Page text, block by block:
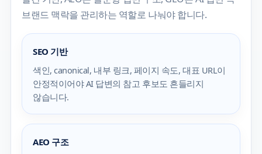
브랜드 맥락을 관리하는 역할로 나눠야 합니다.
SEO 기반
색인, canonical, 내부 링크, 페이지 속도, 대표 URL이
안정적이어야 AI 답변의 참고 후보도 흔들리지
않습니다.
AEO 구조